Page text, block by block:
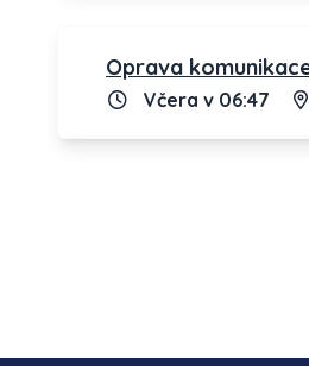
Oprava
Včera v 06:47